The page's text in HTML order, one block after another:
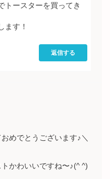
トースターを買ってき
ます！
返信する
めでとうございます♪＼
かわいいですね〜♪(^ ^)